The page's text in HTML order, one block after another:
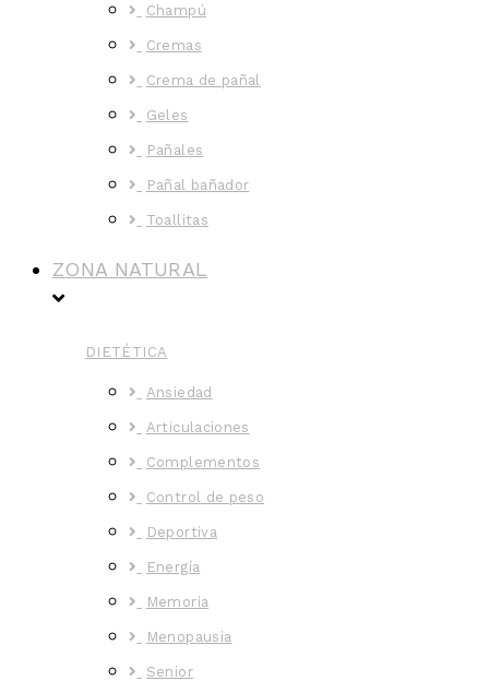
Champú
Cremas
Crema de pañal
Geles
Pañales
Pañal bañador
Toallitas
ZONA NATURAL
DIETÉTICA
Ansiedad
Articulaciones
Complementos
Control de peso
Deportiva
Energía
Memoria
Menopausia
Senior